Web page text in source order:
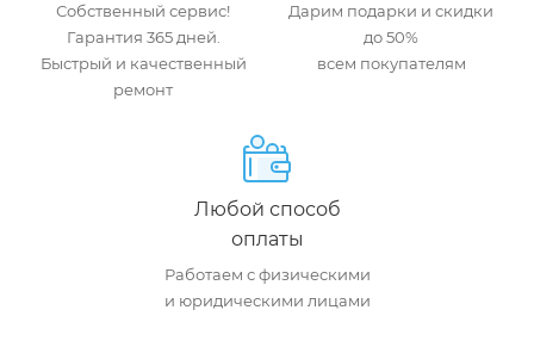
Собственный сервис!
Гарантия 365 дней.
Быстрый и качественный
ремонт
Дарим подарки и скидки
до 50%
всем покупателям
Любой способ
оплаты
Работаем с физическими
и юридическими лицами